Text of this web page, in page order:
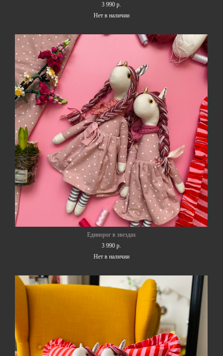
3 990 p.
Нет в наличии
Единорог в звездах
3 990 p.
Нет в наличии